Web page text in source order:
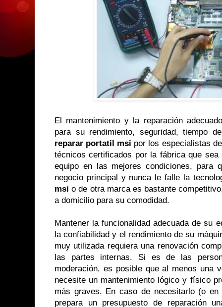
El mantenimiento y la reparación
para su rendimiento, seguridad, tiempo
reparar portatil msi por los especialistas de
técnicos certificados por la fábrica que
equipo en las mejores condiciones, para
negocio principal y nunca le falle la
msi o de otra marca es bastante
a domicilio para su comodidad.
Mantener la funcionalidad adecuada de su
la confiabilidad y el rendimiento de su
muy utilizada requiera una renovación
las partes internas. Si es de las
moderación, es posible que al menos una
necesite un mantenimiento lógico y físico
más graves. En caso de necesitarlo (o
prepara un presupuesto de reparación